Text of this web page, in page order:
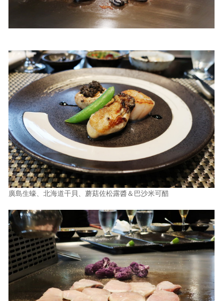
廣島生蠔、北海道干貝、蘑菇佐松露醬＆巴沙米可醋